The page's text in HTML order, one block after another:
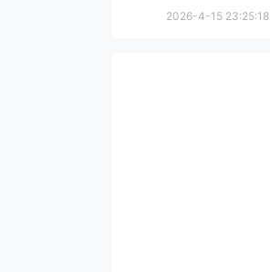
2026-4-15 23:25:18